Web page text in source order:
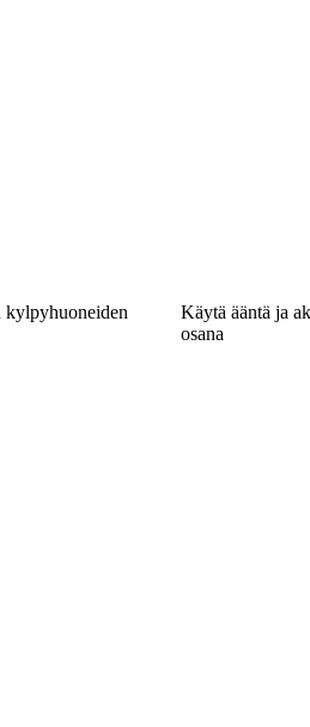
Käytä ääntä ja
osana